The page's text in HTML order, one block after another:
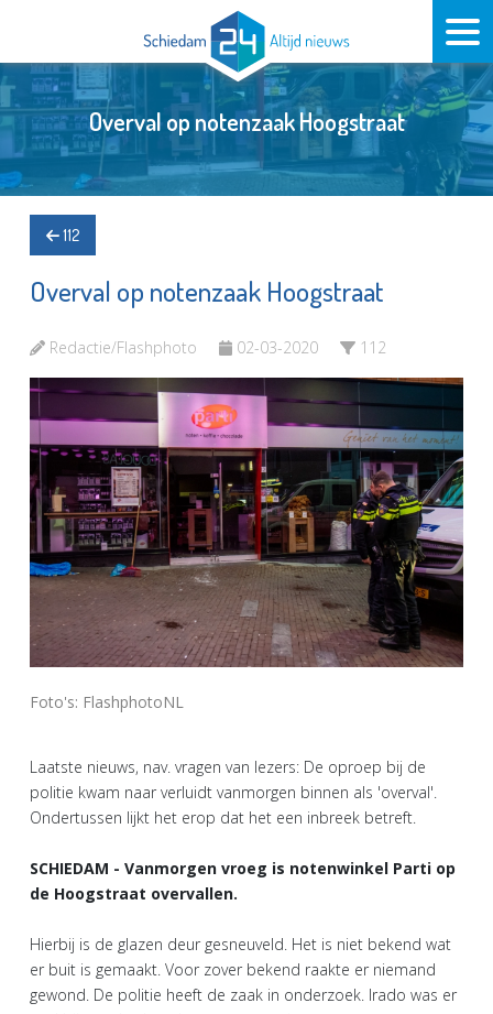
Overval op notenzaak Hoogstraat
112
Overval op notenzaak Hoogstraat
Redactie/Flashphoto 02-03-2020 112
Foto's: FlashphotoNL
Laatste nieuws, nav. vragen van lezers: De oproep bij de
politie kwam naar verluidt vanmorgen binnen als 'overval'.
Ondertussen lijkt het erop dat het een inbreek betreft.
SCHIEDAM - Vanmorgen vroeg is notenwinkel Parti op
de Hoogstraat overvallen.
Hierbij is de glazen deur gesneuveld. Het is niet bekend wat
er buit is gemaakt. Voor zover bekend raakte er niemand
gewond. De politie heeft de zaak in onderzoek. Irado was er